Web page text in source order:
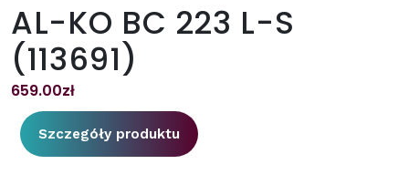
AL-KO BC 223 L-S
(113691)
659.00zł
Szczegóły produktu